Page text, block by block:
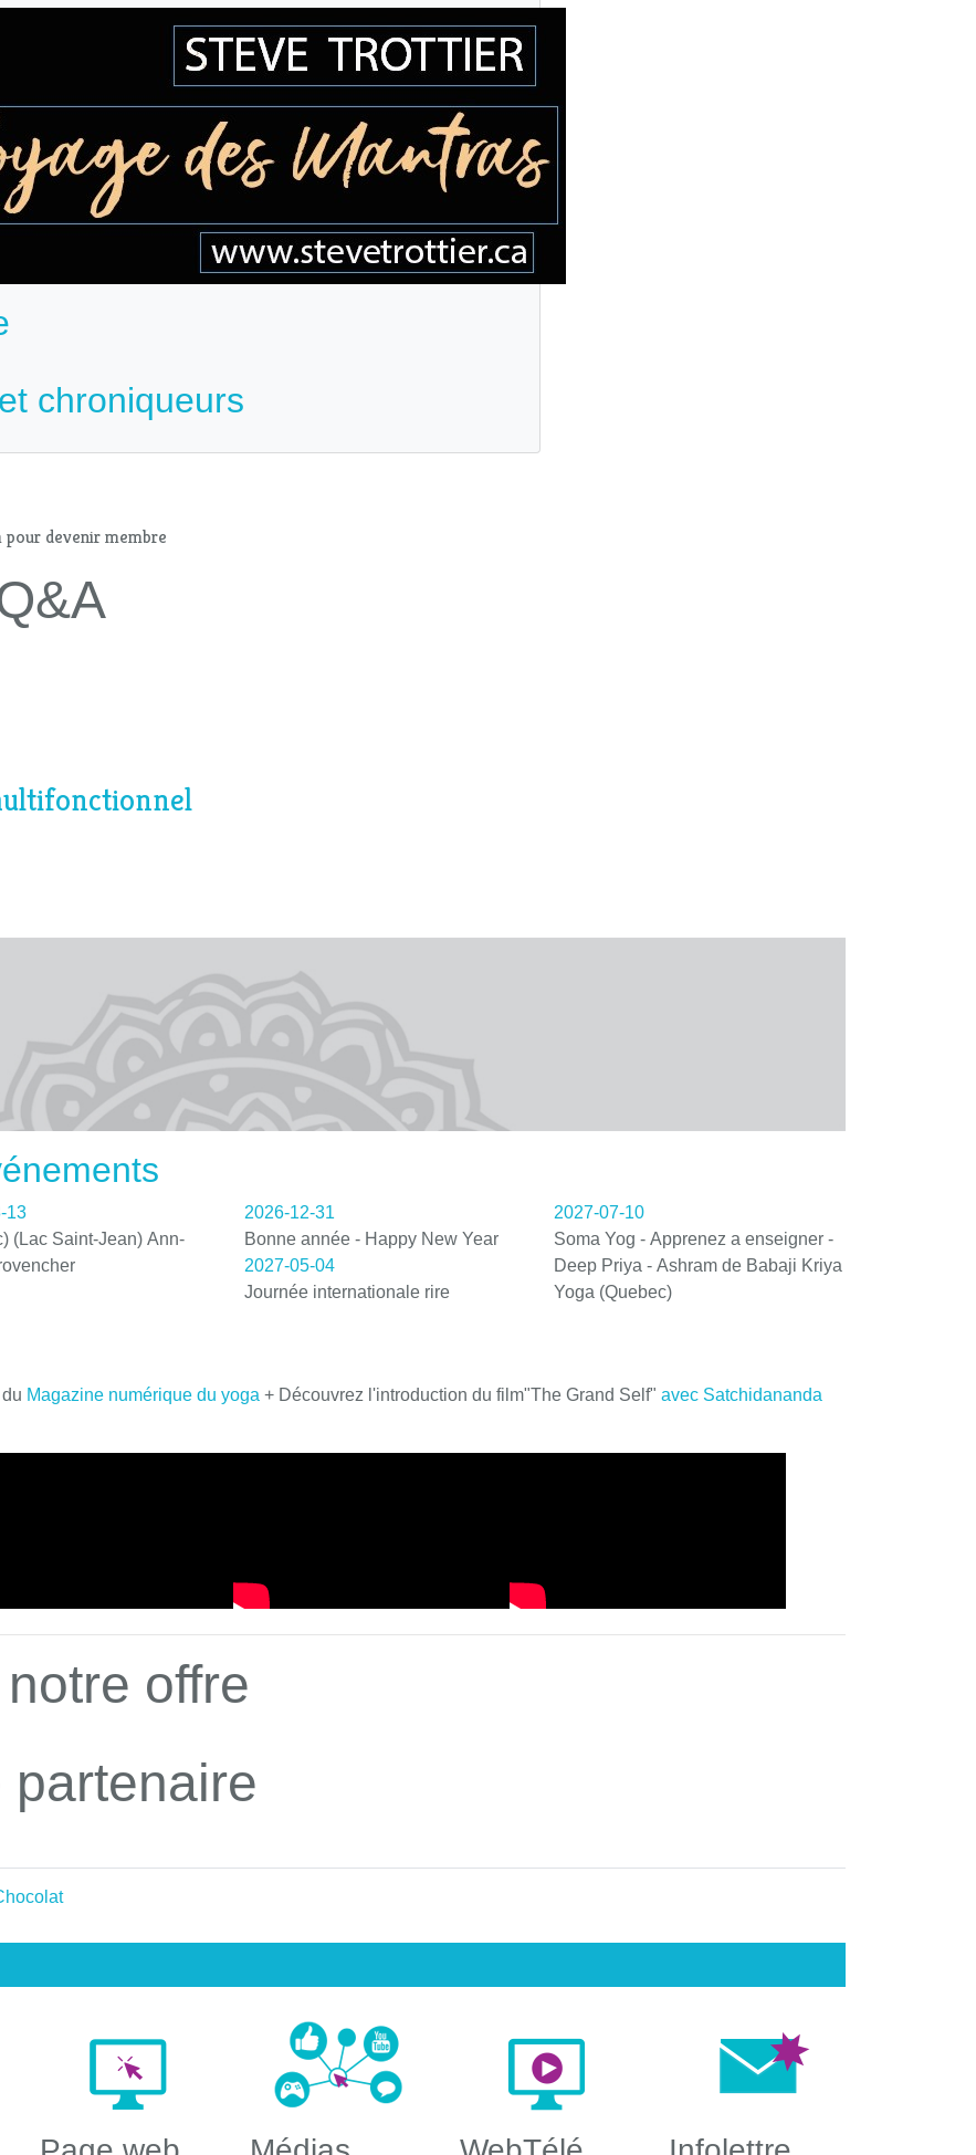
chroniqueurs
devenir membre
13
(Lac Saint-Jean) Ann-
2026-12-31
Bonne année - Happy New Year
2027-05-04
Journée internationale rire
2027-07-10
Soma Yog - Apprenez a enseigner -
Deep Priya - Ashram de Babaji Kriya
Yoga (Quebec)
Magazine numérique du yoga + Découvrez l'introduction du film"The Grand Self" avec Satchidananda
offre
partenaire